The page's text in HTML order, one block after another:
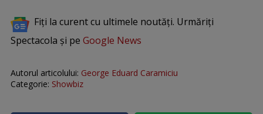
Fiți la curent cu ultimele noutăți. Urmăriți
Spectacola și pe Google News
Autorul articolului: George Eduard Caramiciu
Categorie: Showbiz